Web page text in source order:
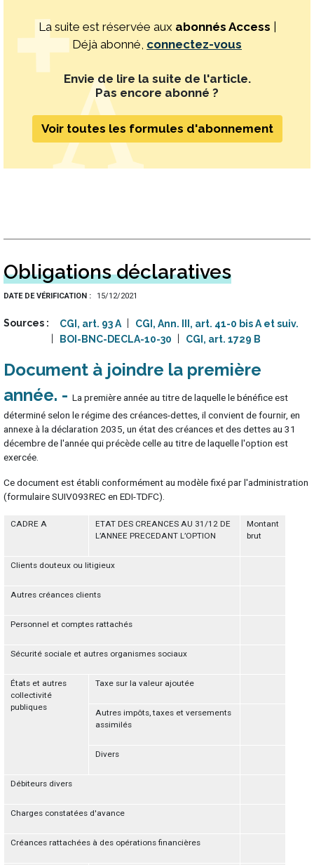
La suite est réservée aux abonnés Access
Déjà abonné, connectez-vous
Envie de lire la suite de l'article.
Pas encore abonné ?
Voir toutes les formules d'abonnement
Obligations déclaratives
DATE DE VÉRIFICATION 15/12/2021
Sources CGI, art. 93 A
CGI, Ann. III, art. 41-0 bis A et suiv.
BOI-BNC-DECLA-10-30
CGI, art. 1729 B
Document à joindre la première
année
La première année au titre de laquelle le bénéfice est
déterminé selon le régime des créances-dettes, il convient de fournir, en
annexe à la déclaration 2035, un état des créances et des dettes au 31
décembre de l'année qui précède celle au titre de laquelle l'option est
exercée.
Ce document est établi conformément au modèle fixé par l'administration
(formulaire SUIV093REC en EDI-TDFC).
CADRE A
ETAT DES CREANCES AU 31/12 DE
L’ANNEE PRECEDANT L’OPTION
Montant
brut
Clients douteux ou litigieux
Autres créances clients
Personnel et comptes rattachés
Sécurité sociale et autres organismes sociaux
États et autres
collectivité
publiques
Taxe sur la valeur ajoutée
Autres impôts, taxes et versements
assimilés
Divers
Débiteurs divers
Charges constatées d'avance
Créances rattachées à des opérations financières